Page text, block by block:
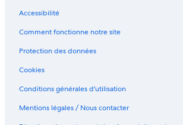
Accessibilité
Comment fonctionne notre site
Protection des données
Cookies
Conditions générales d'utilisation
Mentions légales / Nous contacter